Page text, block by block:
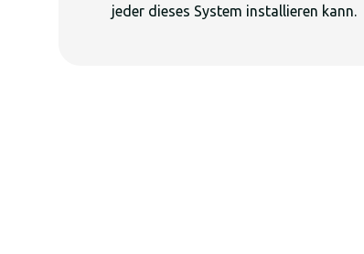
jeder dieses System installieren kann.